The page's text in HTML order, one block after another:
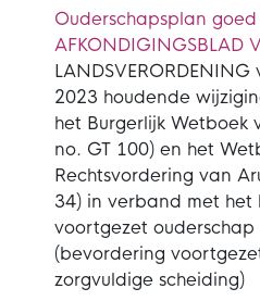
Ouderschapsplan goed
AFKONDIGINGSBLAD
2023 houdende
het Burgerlijk Wetboek
no. GT 100) en het
Rechtsvordering van
34) in verband met
voortgezet ouderschap
(bevordering
zorgvuldige scheiding)